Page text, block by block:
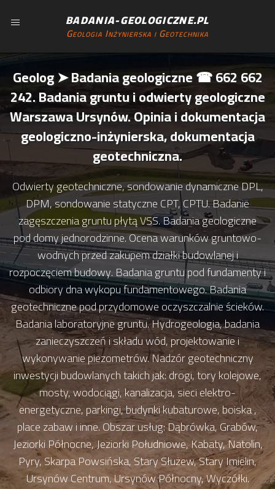
BADANIA-GEOLOGICZNE.PL
Geologia Inżynierska i Geotechnika
Geolog ➤ Badania geologiczne ☎ 662 662
242. Badania gruntu i odwierty geologiczne
Warszawa Ursynów. Opinia i dokumentacja
geologiczno-inżynierska, dokumentacja
geotechniczna.
Odwierty geotechniczne, sondowanie dynamiczne DPL,
DPM, sondowanie statyczne CPT, CPTU. Badanie
zagęszczenia gruntu płytą VSS. Badania geologiczne
pod domy jednorodzinne. Ocena warunków gruntowo-
wodnych przed zakupem działki budowlanej i
rozpoczęciem budowy. Badania gruntu pod fundamenty i
odbiory dna wykopu fundamentowego. Badania
geotechniczne pod przydomowe oczyszczalnie ścieków.
Badania laboratoryjne gruntu. Hydrogeologia, badania
zanieczyszczeń i składu wód, projektowanie i
wykonywanie piezometrów. Nadzór geotechniczny
inwestycji budowlanych takich jak: drogi, tory kolejowe,
mosty, wodociągi, kanalizacja, sieci elektro-
energetyczne, parkingi, budynki kubaturowe, boiska ,
place zabaw i inne. Obszar usług: Dąbrówka, Grabów,
Jeziorki Północne, Jeziorki Południowe, Kabaty, Natolin,
Pyry, Skarpa Powsińska, Stary Służew, Stary Imielin,
Ursynów Centrum, Ursynów Północny, Wyczółki.